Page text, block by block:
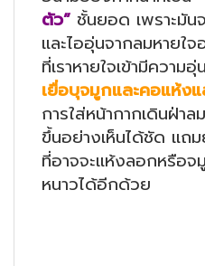
ตัว” ชั้นยอด เพราะมัน
และไออุ่นจากลมหายใจ
ที่เราหายใจเข้ามีความอุ่
เยื่อบุจมูกและคอแห้ง
การใส่หน้ากากเดินฝ่า
ขึ้นอย่างเห็นได้ชัด แถ
ที่อาจจะแห้งลอกหรือ
หนาวได้อีกด้วย